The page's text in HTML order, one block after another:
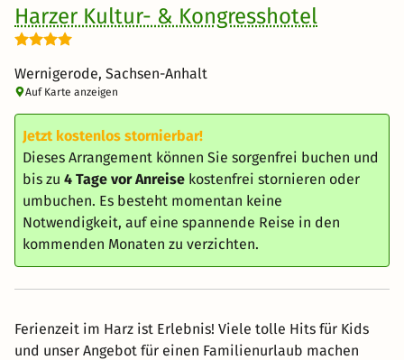
Harzer Kultur- & Kongresshotel
Wernigerode, Sachsen-Anhalt
Auf Karte anzeigen
Jetzt kostenlos stornierbar!
Dieses Arrangement können Sie sorgenfrei buchen und
bis zu 4 Tage vor Anreise kostenfrei stornieren oder
umbuchen. Es besteht momentan keine
Notwendigkeit, auf eine spannende Reise in den
kommenden Monaten zu verzichten.
Ferienzeit im Harz ist Erlebnis! Viele tolle Hits für Kids
und unser Angebot für einen Familienurlaub machen